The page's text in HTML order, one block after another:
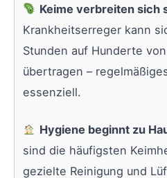
Keime verbreiten sich
Krankheitserreger kann
Stunden auf Hunderte
übertragen –
essenziell.
Hygiene beginnt zu
sind die häufigsten
gezielte Reinigung und